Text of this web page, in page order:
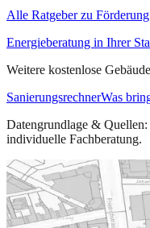
Alle Ratgeber zu
Energieberatung in Ihrer
Weitere kostenlose
SanierungsrechnerWas
Datengrundlage & Quellen:
individuelle Fachberatung.